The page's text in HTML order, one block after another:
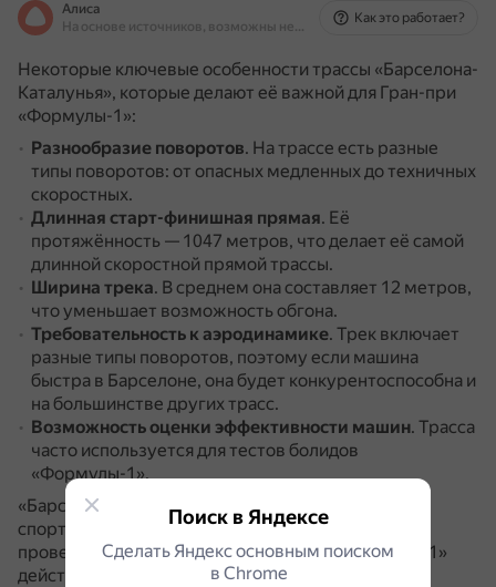
Алиса
На основе источников, возможны неточности
Как это работает?
Некоторые ключевые особенности трассы «Барселона-
Каталунья», которые делают её важной для Гран-при
«Формулы-1»:
Разнообразие поворотов. На трассе есть разные
типы поворотов: от опасных медленных до техничных
скоростных.
Длинная старт-финишная прямая. Её
протяжённость — 1047 метров, что делает её самой
длинной скоростной прямой трассы.
Ширина трека. В среднем она составляет 12 метров,
что уменьшает возможность обгона.
Требовательность к аэродинамике. Трек включает
разные типы поворотов, поэтому если машина
быстра в Барселоне, она будет конкурентоспособна и
на большинстве других трасс.
Возможность оценки эффективности машин. Трасса
часто используется для тестов болидов
«Формулы-1».
«Барселона-Каталунья» — одно из известных
спортивных сооружений, используемых для
проведения этапов «Формулы-1», а контракт с «Ф1»
действует до 2026 года включительно.
Поиск в Яндексе
Сделать Яндекс основным поиском
в Сhrome